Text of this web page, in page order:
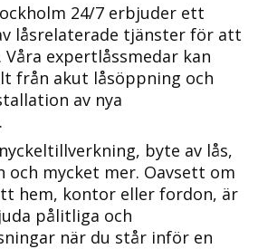
24/7 erbjuder ett
låsrelaterade tjänster för att
expertlåssmedar kan
från akut låsöppning och
av nya
byte av lås,
och mycket mer.​ Oavsett om
hem, kontor eller fordon, är
pålitliga och
när du står inför en